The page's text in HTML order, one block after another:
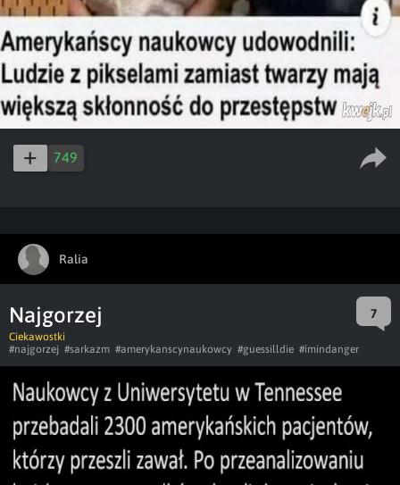
749
Ralia
Najgorzej 7
Ciekawostki
#najgorzej #sarkazm #amerykanscynaukowcy #guessilldie #imindanger